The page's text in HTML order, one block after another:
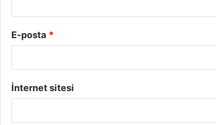
E-posta *
İnternet sitesi